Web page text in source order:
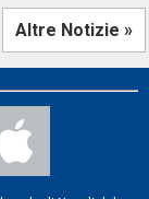
Altre Notizie »